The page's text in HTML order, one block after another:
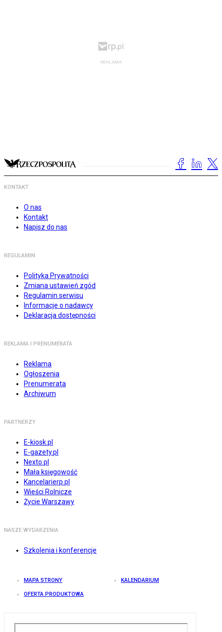
KONTAKT
O nas
Kontakt
Napisz do nas
REGULAMIN
Polityka Prywatności
Zmiana ustawień zgód
Regulamin serwisu
Informacje o nadawcy
Deklaracja dostępności
REKLAMA I PRENUMERATA
Reklama
Ogłoszenia
Prenumerata
Archiwum
PARTNERZY
E-kiosk.pl
E-gazety.pl
Nexto.pl
Mała księgowość
Kancelarierp.pl
Wieści Rolnicze
Życie Warszawy
NASZE WYDARZENIA
Szkolenia i konferencje
MAPA STRONY KALENDARIUM
OFERTA PRODUKTOWA